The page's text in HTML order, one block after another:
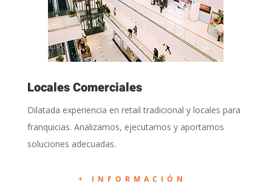
Locales Comerciales
Dilatada experiencia en retail tradicional y locales para
franquicias. Analizamos, ejecutamos y aportamos
soluciones adecuadas.
+ INFORMACIÓN